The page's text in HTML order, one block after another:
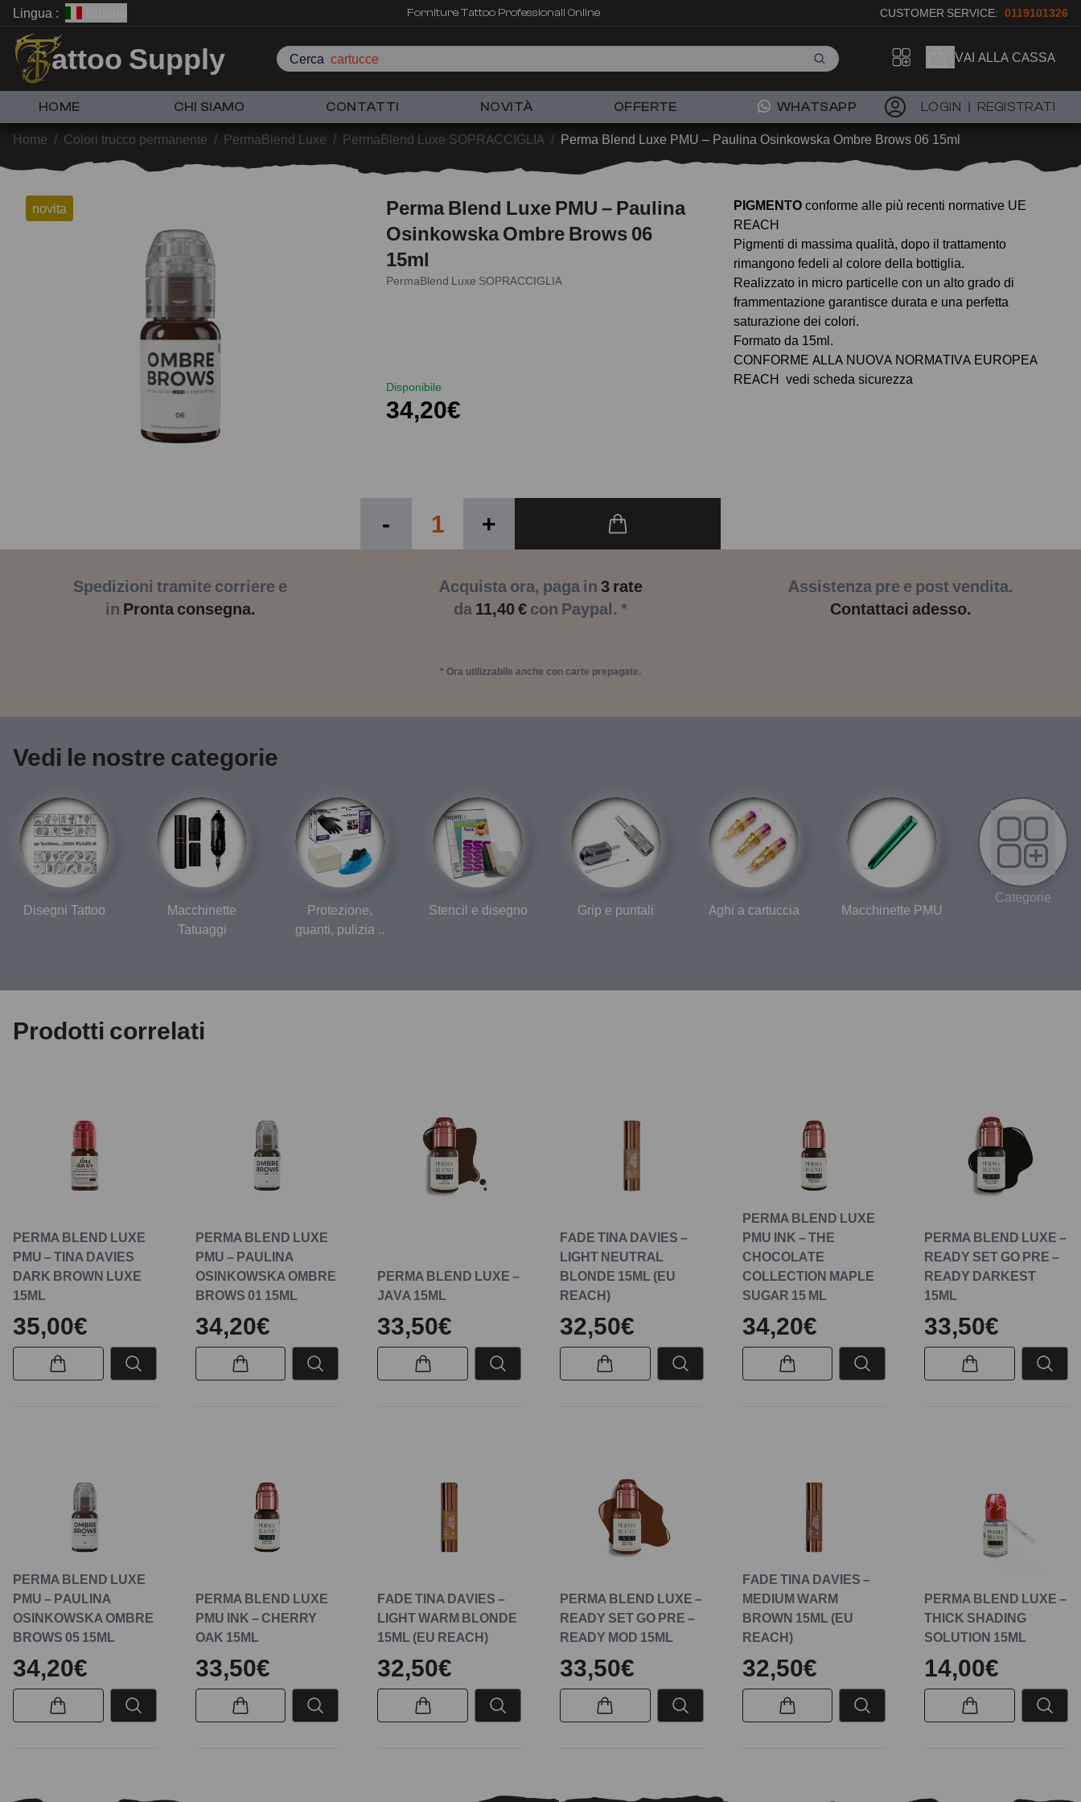
Lingua : Forniture Tattoo Professionali Online CUSTOMER SERVICE: 0119101326
attoo Supply Cerca cartuc VAI ALLA CASSA
HOME CHI SIAMO CONTATTI NOVITÀ OFFERTE WHATSAPP LOGIN REGISTRATI
Home / Colori trucco permanente / PermaBlend Luxe / PermaBlend Luxe SOPRACCIGLIA / Perma Blend Luxe PMU – Paulina Osinkowska Ombre Brows 06 15ml
novita
Perma Blend Luxe PMU – Paulina
Osinkowska Ombre Brows 06
15ml
PermaBlend Luxe SOPRACCIGLIA
Disponibile
34,20€
- +
PIGMENTO conforme alle più recenti normative UE
REACH
Pigmenti di massima qualità, dopo il trattamento
rimangono fedeli al colore della bottiglia.
Realizzato in micro particelle con un alto grado di
frammentazione garantisce durata e una perfetta
saturazione dei colori.
Formato da 15ml.
CONFORME ALLA NUOVA NORMATIVA EUROPEA
REACH vedi scheda sicurezza
Spedizioni tramite corriere e
in Pronta consegna.
Acquista ora, paga in 3 rate
da 11,40 € con Paypal. *
* Ora utilizzabile anche con carte prepagate.
Assistenza pre e post vendita.
Contattaci adesso.
Vedi le nostre categorie
Disegni Tattoo
Macchinette
Tatuaggi
Protezione,
guanti, pulizia ..
Stencil e disegno Grip e puntali Aghi a cartuccia Macchinette PMU
Categorie
Prodotti correlati
PERMA BLEND LUXE
PMU – TINA DAVIES
DARK BROWN LUXE
15ML
35,00€
PERMA BLEND LUXE
PMU – PAULINA
OSINKOWSKA OMBRE
BROWS 01 15ML
34,20€
PERMA BLEND LUXE –
JAVA 15ML
33,50€
FADE TINA DAVIES –
LIGHT NEUTRAL
BLONDE 15ML (EU
REACH)
32,50€
PERMA BLEND LUXE
PMU INK – THE
CHOCOLATE
COLLECTION MAPLE
SUGAR 15 ML
34,20€
PERMA BLEND LUXE –
READY SET GO PRE –
READY DARKEST
15ML
33,50€
PERMA BLEND LUXE
PMU – PAULINA
OSINKOWSKA OMBRE
BROWS 05 15ML
34,20€
PERMA BLEND LUXE
PMU INK – CHERRY
OAK 15ML
33,50€
FADE TINA DAVIES –
LIGHT WARM BLONDE
15ML (EU REACH)
32,50€
PERMA BLEND LUXE –
READY SET GO PRE –
READY MOD 15ML
33,50€
FADE TINA DAVIES –
MEDIUM WARM
BROWN 15ML (EU
REACH)
32,50€
PERMA BLEND LUXE –
THICK SHADING
SOLUTION 15ML
14,00€